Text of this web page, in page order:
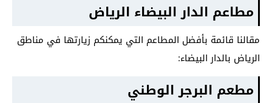
مطاعم الدار البيضاء الرياض
مقالنا قائمة بأفضل المطاعم التي يمكنكم زيارتها في مناطق
الرياض بالدار البيضاء:
مطعم البرجر الوطني